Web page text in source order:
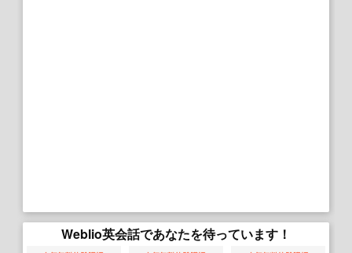
Weblio英会話であなたを待っています！